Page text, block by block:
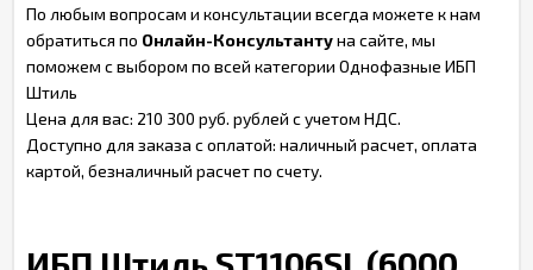
По любым вопросам и консультации всегда можете к нам
обратиться по Онлайн-Консультантуна сайте, мы
поможем с выбором по всей категории Однофазные ИБП
Штиль
Цена для вас: 210 300 руб. рублей с учетом НДС.
Доступно для заказа с оплатой: наличный расчет, оплата
картой, безналичный расчет по счету.